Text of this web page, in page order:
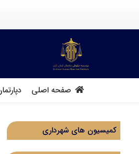
صفحه اصلی
کمیسیون های شهرداری